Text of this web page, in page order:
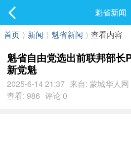
魁省新闻
首页 ⟩ 新闻 ⟩ 魁省新闻 ⟩ 查看内容
魁省自由党选出前联邦部
新党魁
2025-6-14 21:37 来自: 蒙城华人网
查看: 986 评论 0